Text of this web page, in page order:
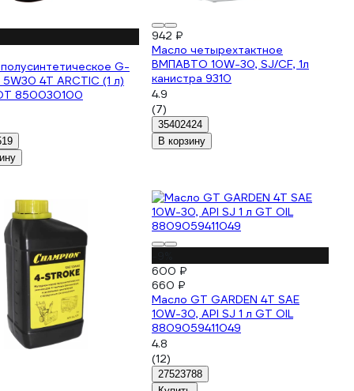
G-
4Т ARCTIC (1 л)
850030100
942 ₽
Масло четырехтактное
ВМПАВТО 10W-30, SJ/CF, 1л
канистра 9310
4.9
(7)
35402424
В корзину
600 ₽
660 ₽
Масло GT GARDEN 4T SAE
10W-30, API SJ 1 л GT OIL
8809059411049
4.8
(12)
27523788